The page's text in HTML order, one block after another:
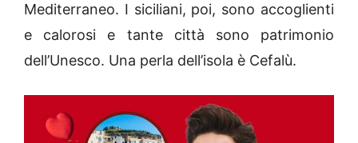
Mediterraneo. I siciliani, poi, sono accoglienti
e calorosi e tante città sono patrimonio
dell’Unesco. Una perla dell’isola è Cefalù.